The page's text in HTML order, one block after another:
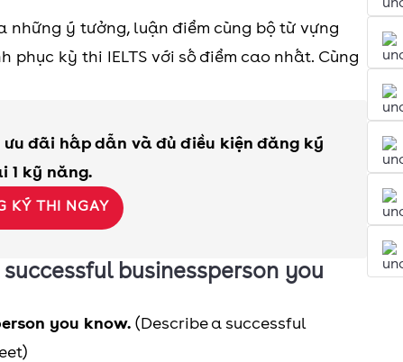
những ý tưởng, luận điểm cùng bộ từ vựng
phục kỳ thi IELTS với số điểm cao nhất. Cùng
ưu đãi hấp dẫn và đủ điều kiện đăng ký
1 kỹ năng.
KÝ THI NGAY
successful businessperson you
you know. (Describe a successful